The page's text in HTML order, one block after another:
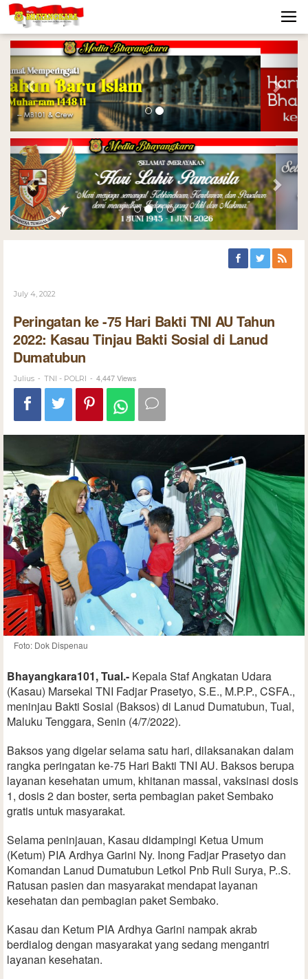
Previous Next
Previous Next
July 4, 2022
Peringatan ke -75 Hari Bakti TNI AU Tahun
2022: Kasau Tinjau Bakti Sosial di Lanud
Dumatubun
Julius - TNI - POLRI - 4,447 Views
Foto: Dok Dispenau
Bhayangkara101, Tual.- Kepala Staf Angkatan Udara
(Kasau) Marsekal TNI Fadjar Prasetyo, S.E., M.P.P., CSFA.,
meninjau Bakti Sosial (Baksos) di Lanud Dumatubun, Tual,
Maluku Tenggara, Senin (4/7/2022).
Baksos yang digelar selama satu hari, dilaksanakan dalam
rangka peringatan ke-75 Hari Bakti TNI AU. Baksos berupa
layanan kesehatan umum, khitanan massal, vaksinasi dosis
1, dosis 2 dan boster, serta pembagian paket Sembako
gratis untuk masyarakat.
Selama peninjauan, Kasau didampingi Ketua Umum
(Ketum) PIA Ardhya Garini Ny. Inong Fadjar Prasetyo dan
Komandan Lanud Dumatubun Letkol Pnb Ruli Surya, P..S.
Ratusan pasien dan masyarakat mendapat layanan
kesehatan dan pembagian paket Sembako.
Kasau dan Ketum PIA Ardhya Garini nampak akrab
berdialog dengan masyarakat yang sedang mengantri
layanan kesehatan.